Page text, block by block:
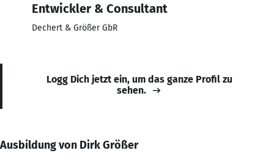
Entwickler & Consultant
Dechert & Größer GbR
Logg Dich jetzt ein, um das ganze Profil zu
sehen.
Ausbildung von Dirk Größer